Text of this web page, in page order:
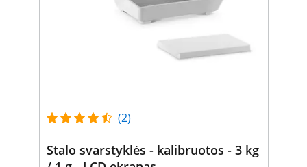
(2)
Stalo svarstyklės - kalibruotos - 3 kg